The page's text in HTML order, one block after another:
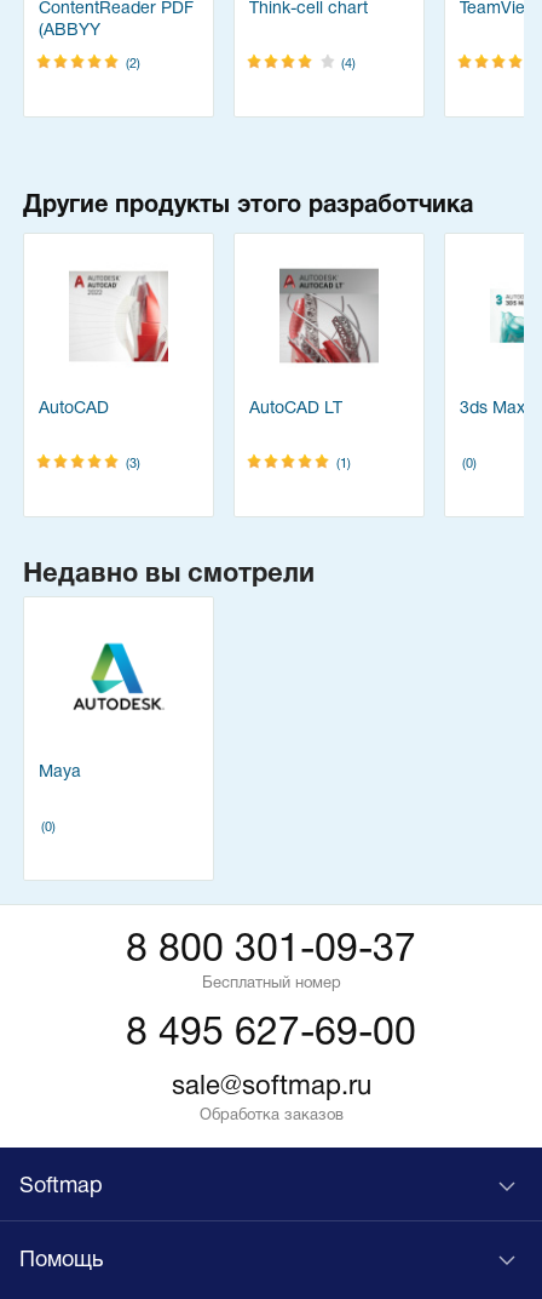
ContentReader PDF
(ABBYY
FineReader)
(2)
Think-cell chart
(4)
Другие продукты этого разработчика
AutoCAD
(3)
AutoCAD LT
(1)
3ds Max
(0)
Недавно вы смотрели
Maya
(0)
8 800 301-09-37
Бесплатный номер
8 495 627-69-00
sale@softmap.ru
Обработка заказов
Softmap
Помощь